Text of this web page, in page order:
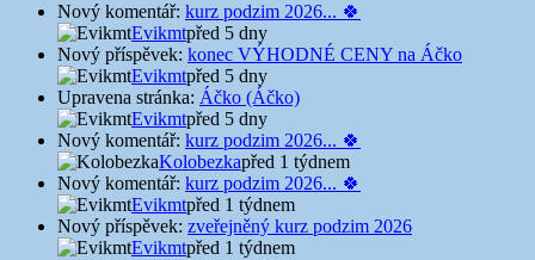
Nový komentář: kurz podzim 2026... 🍀
Evikmtpřed 5 dny
Nový příspěvek: konec VÝHODNÉ CENY na Áčko
Evikmtpřed 5 dny
Upravena stránka: Áčko (Áčko)
Evikmtpřed 5 dny
Nový komentář: kurz podzim 2026... 🍀
Kolobezkapřed 1 týdnem
Nový komentář: kurz podzim 2026... 🍀
Evikmtpřed 1 týdnem
Nový příspěvek: zveřejněný kurz podzim 2026
Evikmtpřed 1 týdnem